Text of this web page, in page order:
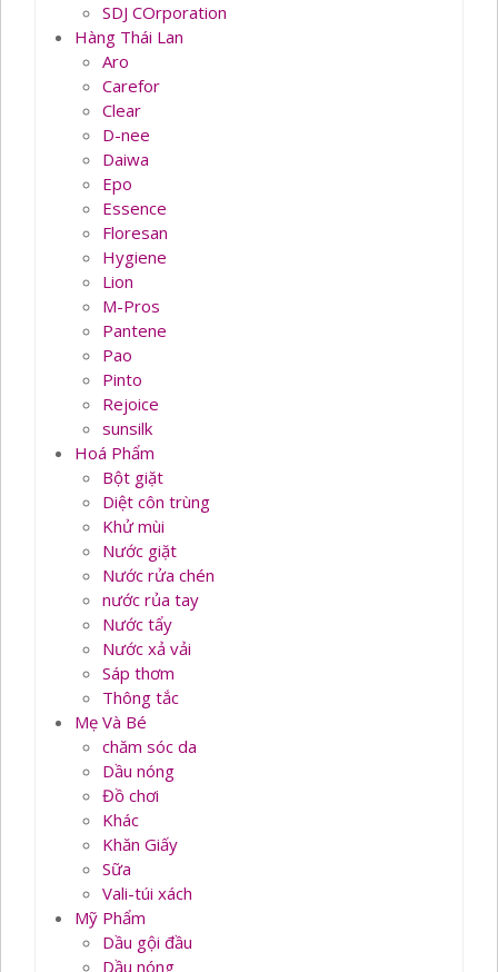
SDJ COrporation
Hàng Thái Lan
Aro
Carefor
Clear
D-nee
Daiwa
Epo
Essence
Floresan
Hygiene
Lion
M-Pros
Pantene
Pao
Pinto
Rejoice
sunsilk
Hoá Phẩm
Bột giặt
Diệt côn trùng
Khử mùi
Nước giặt
Nước rửa chén
nước rủa tay
Nước tẩy
Nước xả vải
Sáp thơm
Thông tắc
Mẹ Và Bé
chăm sóc da
Dầu nóng
Đồ chơi
Khác
Khăn Giấy
Sữa
Vali-túi xách
Mỹ Phẩm
Dầu gội đầu
Dầu nóng